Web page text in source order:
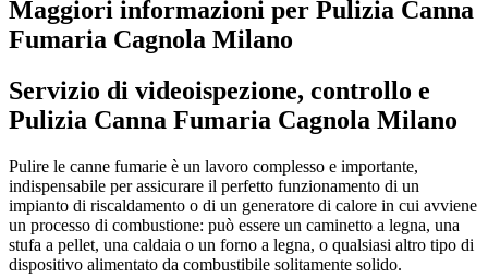
Maggiori informazioni per Pulizia Canna
Fumaria Cagnola Milano
Servizio di videoispezione, controllo e
Pulizia Canna Fumaria Cagnola Milano
Pulire le canne fumarie è un lavoro complesso e importante,
indispensabile per assicurare il perfetto funzionamento di un
impianto di riscaldamento o di un generatore di calore in cui avviene
un processo di combustione: può essere un caminetto a legna, una
stufa a pellet, una caldaia o un forno a legna, o qualsiasi altro tipo di
dispositivo alimentato da combustibile solitamente solido.